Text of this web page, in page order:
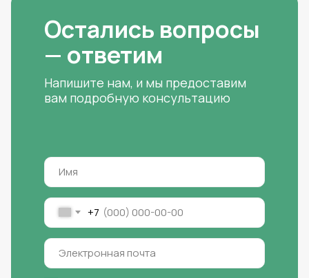
+7
Остались вопросы
— ответим
Напишите нам, и мы предоставим
вам подробную консультацию